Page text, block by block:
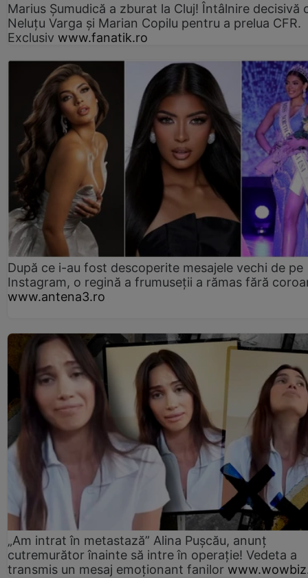
Marius Şumudică a zburat la Cluj! Întâlnire decisivă
Neluţu Varga şi Marian Copilu pentru a prelua CFR.
Exclusiv www.fanatik.ro
După ce i-au fost descoperite mesajele vechi de pe
Instagram, o regină a frumuseții a rămas fără
www.antena3.ro
„Am intrat în metastază” Alina Pușcău, anunț
cutremurător înainte să intre în operație! Vedeta a
transmis un mesaj emoționant fanilor